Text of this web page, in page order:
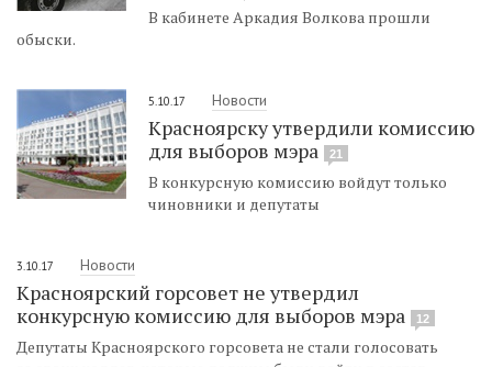
В кабинете Аркадия Волкова прошли
обыски.
5.10.17 Новости
Красноярску утвердили комиссию
для выборов мэра
21
В конкурсную комиссию войдут только
чиновники и депутаты
3.10.17 Новости
Красноярский горсовет не утвердил
конкурсную комиссию для выборов мэра
12
Депутаты Красноярского горсовета не стали голосовать